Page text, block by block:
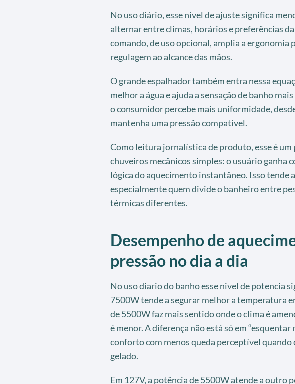
No uso diário, esse nível de ajuste significa
alternar entre climas, horários e preferências da
comando, de uso opcional, amplia a ergonomia
regulagem ao alcance das mãos.
O grande espalhador também entra nessa
melhor a água e ajuda a sensação de banho
o consumidor percebe mais uniformidade,
mantenha uma pressão compatível.
Como leitura jornalística de produto, esse é
chuveiros mecânicos simples: o usuário ganha
lógica do aquecimento instantâneo. Isso tende
especialmente quem divide o banheiro entre
térmicas diferentes.
Desempenho de
pressão no dia a dia
No uso diario do banho esse nivel de potencia
7500W tende a segurar melhor a temperatura
de 5500W faz mais sentido onde o clima é
é menor. A diferença não está só em “esquentar
conforto com menos queda perceptível quando
gelado.
Em 127V, a potência de 5500W atende a outro